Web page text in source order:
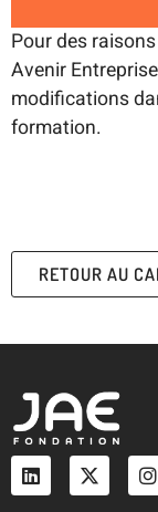
Pour des
Avenir
modifications
formation.
RETOUR AU